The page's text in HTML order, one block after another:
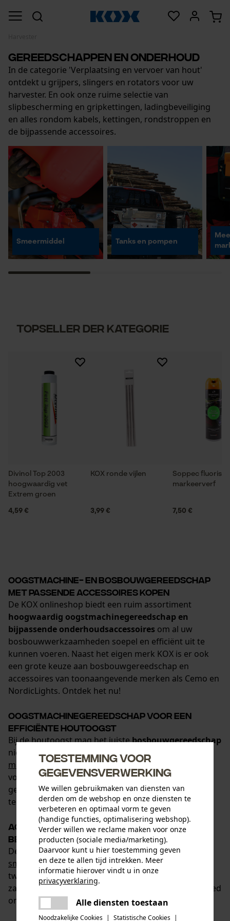
Gereedschappen en onderhoud
In de categorie 'Verplaatsing en vervoer van hout'
ontdekt u grijpers, slingers en rotators voor uw
harvester. En ook onze ruime selectie van
slipbescherming en gripkettingen, ladingbeveiliging
en alles rondom kabels, kettingen, rondstroppen en
de bijpassende accessoires.
Smeermiddel Tanks en pompen
Topseller der Kategorie
Divinol Top 2003
hoogwaardig vet
Extrem groen
4,59 €
KOX ronde vijlen
3,99 €
Soppec
markeerverf
7,50 €
Oogstmachine- en bosbouwgereedschap
met passende accessoires kopen
De KOX onlineshop biedt een ruim assortiment
hoogwaardig oogstmachinegereedschap en
bijpassende onderhoudsaccessoires om al uw
bosbouwwerkzaamheden soepel en efficiënt uit te
kunnen voeren. Naast het eigen merk KOX is er ook
een grote keuze aan bosbouwgereedschap en
accessoires van toonaangevende merken als Cemo en
NordicLights. Ontdek het nu!
Oogstmachinegereedschap voor een
efficiënte houtoogst
Bij de houtoogst mag het juistebosbouwgereedschap
niet ontbreken: robuust en duurzaam
markeergereedschapzoals schuifmaten, rolmaten
voor de bosbouw, sappies en velhevels maken het
gemakkelijker om gekapte boomstammen te meten,
te trekken en op te tillen.
Accessoires voor oogstmachines m.b.t.
bediening, onderhoud en reparatie
De daarvoor geschiktebrandstoffen en
smeermiddelenzijn ook verkrijgbaar bij KOX:
tweetaktolie en 4-takt alkylaatbenzine tot
zaagkettingolie voor een soepele werking en een goed
onderhoud van de machine.
Toestemming voor
gegevensverwerking
We willen gebruikmaken van diensten van
derden om de webshop en onze diensten te
verbeteren en optimaal vorm te geven
(handige functies, optimalisering webshop).
Verder willen we reclame maken voor onze
producten (sociale media/marketing).
Daarvoor kunt u hier toestemming geven
en deze te allen tijd intrekken. Meer
informatie hierover vindt u in onze
privacyverklaring.
Alle diensten toestaan
Noodzakelijke Cookies | Statistische Cookies |
Er is een fout opgetreden. Gelieve
het opnieuw te proberen.
delen